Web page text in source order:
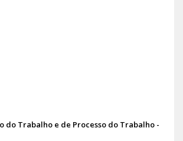
do Trabalho e de Processo do Trabalho -